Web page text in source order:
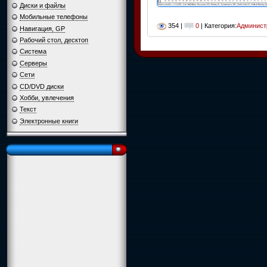
Диски и файлы
Мобильные телефоны
Навигация, GP
Рабочий стол, десктоп
Система
Серверы
Сети
CD/DVD диски
Хобби, увлечения
Текст
Электронные книги
354 | 0 | Категория: